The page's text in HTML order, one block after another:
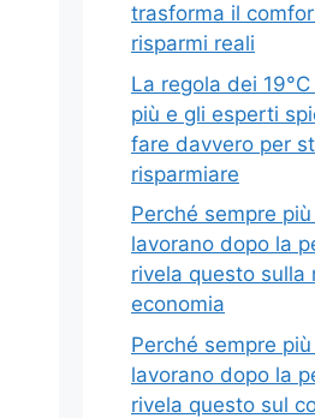
trasforma il
risparmi reali
La regola dei
più e gli esperti
fare davvero per
risparmiare
Perché sempre
lavorano dopo la
rivela questo sulla
economia
Perché sempre
lavorano dopo la
rivela questo sul